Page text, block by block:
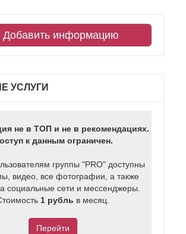
Добавить информацию
УСЛУГИ
не в ТОП и не в рекомендациях.
к данным ограничен.
группы "PRO" доступны
видео, все фотографии, а также
социальные сети и мессенджеры.
1 рубль в месяц.
Перейти